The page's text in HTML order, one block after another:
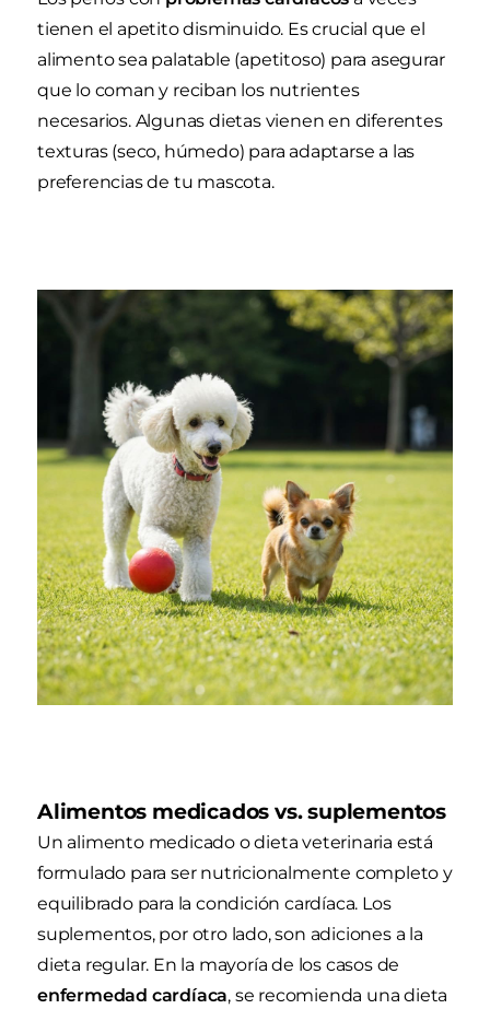
tienen el apetito disminuido. Es crucial que el
alimento sea palatable (apetitoso) para asegurar
que lo coman y reciban los nutrientes
necesarios. Algunas dietas vienen en diferentes
texturas (seco, húmedo) para adaptarse a las
preferencias de tu mascota.
Alimentos medicados vs. suplementos
Un alimento medicado o dieta veterinaria está
formulado para ser nutricionalmente completo y
equilibrado para la condición cardíaca. Los
suplementos, por otro lado, son adiciones a la
dieta regular. En la mayoría de los casos de
enfermedad cardíaca, se recomienda una dieta